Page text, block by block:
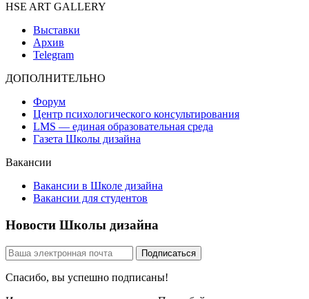
HSE ART GALLERY
Выставки
Архив
Telegram
ДОПОЛНИТЕЛЬНО
Форум
Центр психологического консультирования
LMS — единая образовательная среда
Газета Школы дизайна
Вакансии
Вакансии в Школе дизайна
Вакансии для студентов
Новости Школы дизайна
Спасибо, вы успешно подписаны!